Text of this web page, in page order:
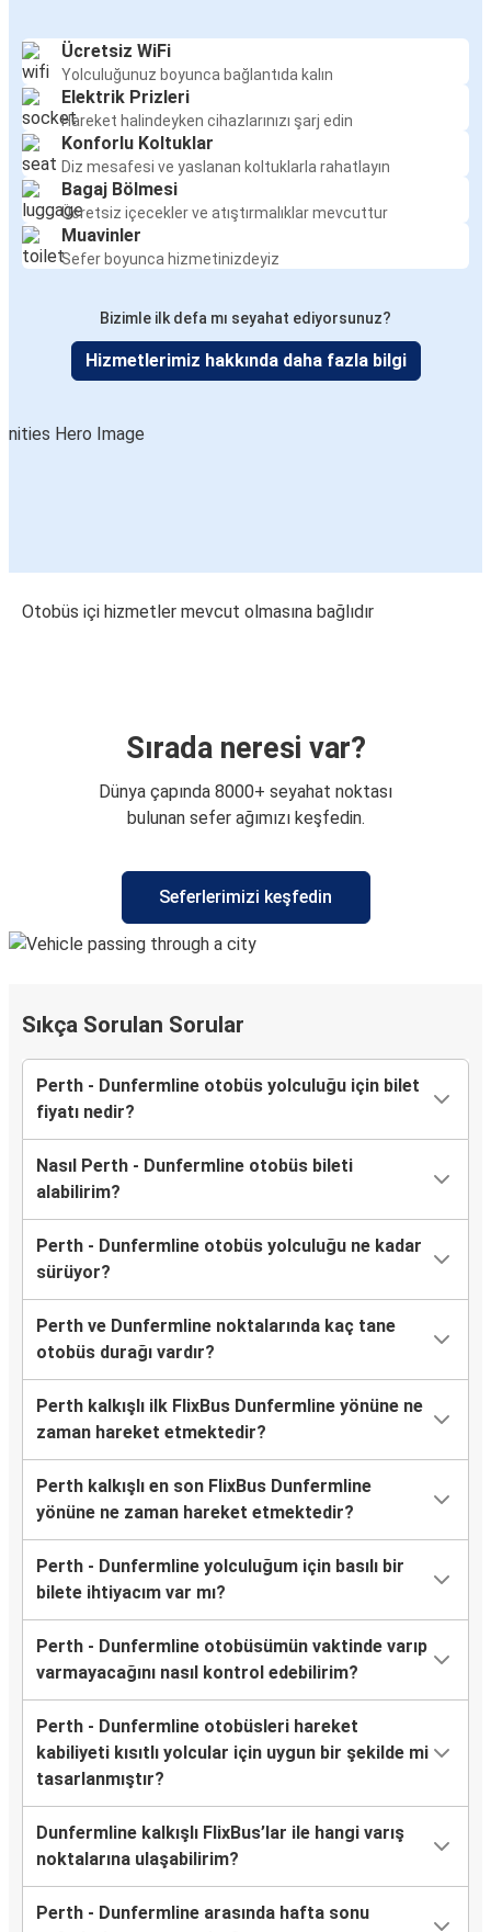
Ücretsiz WiFi
Yolculuğunuz boyunca bağlantıda kalın
Elektrik Prizleri
Hareket halindeyken cihazlarınızı şarj edin
Konforlu Koltuklar
Diz mesafesi ve yaslanan koltuklarla rahatlayın
Bagaj Bölmesi
Ücretsiz içecekler ve atıştırmalıklar mevcuttur
Muavinler
Sefer boyunca hizmetinizdeyiz
Bizimle ilk defa mı seyahat ediyorsunuz?
Hizmetlerimiz hakkında daha fazla bilgi
Otobüs içi hizmetler mevcut olmasına bağlıdır
Sırada neresi var?
Dünya çapında 8000+ seyahat noktası
bulunan sefer ağımızı keşfedin.
Seferlerimizi keşfedin
Sıkça Sorulan Sorular
Perth - Dunfermline otobüs yolculuğu için bilet
fiyatı nedir?
Nasıl Perth - Dunfermline otobüs bileti
alabilirim?
Perth - Dunfermline otobüs yolculuğu ne kadar
sürüyor?
Perth ve Dunfermline noktalarında kaç tane
otobüs durağı vardır?
Perth kalkışlı ilk FlixBus Dunfermline yönüne ne
zaman hareket etmektedir?
Perth kalkışlı en son FlixBus Dunfermline
yönüne ne zaman hareket etmektedir?
Perth - Dunfermline yolculuğum için basılı bir
bilete ihtiyacım var mı?
Perth - Dunfermline otobüsümün vaktinde varıp
varmayacağını nasıl kontrol edebilirim?
Perth - Dunfermline otobüsleri hareket
kabiliyeti kısıtlı yolcular için uygun bir şekilde mi
tasarlanmıştır?
Dunfermline kalkışlı FlixBus’lar ile hangi varış
noktalarına ulaşabilirim?
Perth - Dunfermline arasında hafta sonu